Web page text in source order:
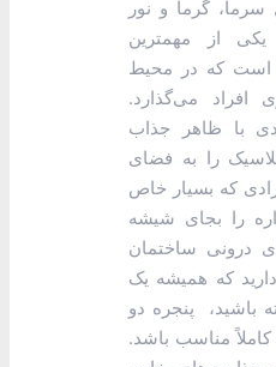
سرما، گرما و نور
از مهمترین
است که در محیط
می‌گذارد.
با ظاهر جذاب
را به فضای
که بسیار خاص
را بجای شیشه
درونی ساختمان
که همیشه یک
باشید، پنجره دو
کاملاً مناسب باشد.